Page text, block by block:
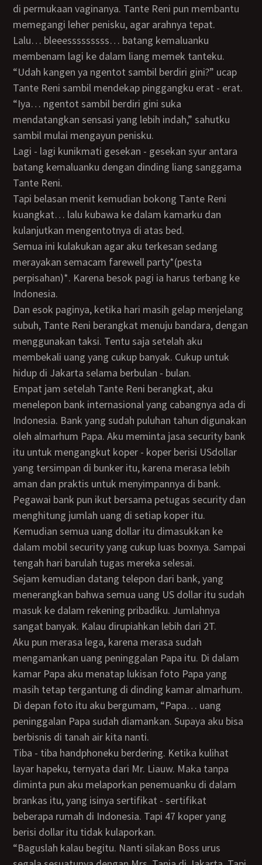
di permukaan vaginanya. Tante Reni pun membantu
memegangi leher penisku, agar arahnya tepat.
Lalu… bleeesssssssss… batang kemaluanku
membenam lagi ke dalam liang memek tanteku.
“Udah kangen ya ngentot sambil berdiri gini?” ucap
Tante Reni sambil mendekap pinggangku erat - erat.
“Iya… ngentot sambil berdiri gini suka
mendatangkan sensasi yang lebih indah,” sahutku
sambil mulai mengayun penisku.
Lagi - lagi kunikmati gesekan - gesekan syur antara
batang kemaluanku dengan dinding liang sanggama
Tante Reni.
Tapi belasan menit kemudian bokong Tante Reni
kuangkat… lalu kubawa ke dalam kamarku dan
kulanjutkan mengentotnya di atas bed.
Semua ini kulakukan agar aku terkesan sedang
merayakan semacam farewell party*(pesta
perpisahan)*. Karena besok pagi ia harus terbang ke
Indonesia.
Dan esok paginya, ketika hari masih gelap menjelang
subuh, Tante Reni berangkat menuju bandara, dengan
menggunakan taksi. Tentu saja setelah aku
membekali uang yang cukup banyak. Cukup untuk
hidup di Jakarta selama berbulan - bulan.
Empat jam setelah Tante Reni berangkat, aku
menelepon bank internasional yang cabangnya ada di
Indonesia. Bank yang sudah puluhan tahun digunakan
oleh almarhum Papa. Aku meminta jasa security bank
itu untuk mengangkut koper - koper berisi USdollar
yang tersimpan di bunker itu, karena merasa lebih
aman dan praktis untuk menyimpannya di bank.
Pegawai bank pun ikut bersama petugas security dan
menghitung jumlah uang di setiap koper itu.
Kemudian semua uang dollar itu dimasukkan ke
dalam mobil security yang cukup luas boxnya. Sampai
tengah hari barulah tugas mereka selesai.
Sejam kemudian datang telepon dari bank, yang
menerangkan bahwa semua uang US dollar itu sudah
masuk ke dalam rekening pribadiku. Jumlahnya
sangat banyak. Kalau dirupiahkan lebih dari 2T.
Aku pun merasa lega, karena merasa sudah
mengamankan uang peninggalan Papa itu. Di dalam
kamar Papa aku menatap lukisan foto Papa yang
masih tetap tergantung di dinding kamar almarhum.
Di depan foto itu aku bergumam, “Papa… uang
peninggalan Papa sudah diamankan. Supaya aku bisa
berbisnis di tanah air kita nanti.
Tiba - tiba handphoneku berdering. Ketika kulihat
layar hapeku, ternyata dari Mr. Liauw. Maka tanpa
diminta pun aku melaporkan penemuanku di dalam
brankas itu, yang isinya sertifikat - sertifikat
beberapa rumah di Indonesia. Tapi 47 koper yang
berisi dollar itu tidak kulaporkan.
“Baguslah kalau begitu. Nanti silakan Boss urus